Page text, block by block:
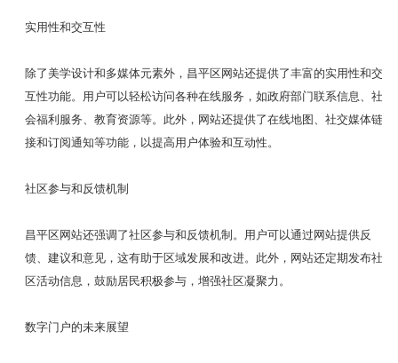
实用性和交互性
除了美学设计和多媒体元素外，昌平区网站还提供了丰富的实用性和交
互性功能。用户可以轻松访问各种在线服务，如政府部门联系信息、社
会福利服务、教育资源等。此外，网站还提供了在线地图、社交媒体链
接和订阅通知等功能，以提高用户体验和互动性。
社区参与和反馈机制
昌平区网站还强调了社区参与和反馈机制。用户可以通过网站提供反
馈、建议和意见，这有助于区域发展和改进。此外，网站还定期发布社
区活动信息，鼓励居民积极参与，增强社区凝聚力。
数字门户的未来展望